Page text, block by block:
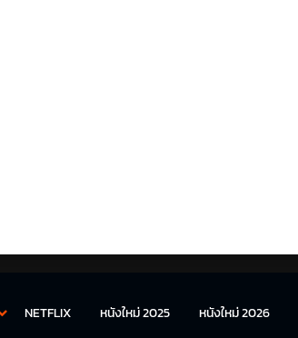
NETFLIX หนังใหม่ 2025 หนังใหม่ 2026